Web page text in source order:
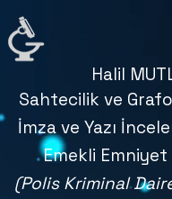
Halil
Sahtecilik ve
İmza ve Yazı
Emekli
(Polis Kriminal